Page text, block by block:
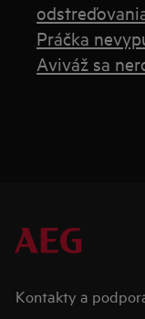
Práčka
Aviváž sa
Kontakty a